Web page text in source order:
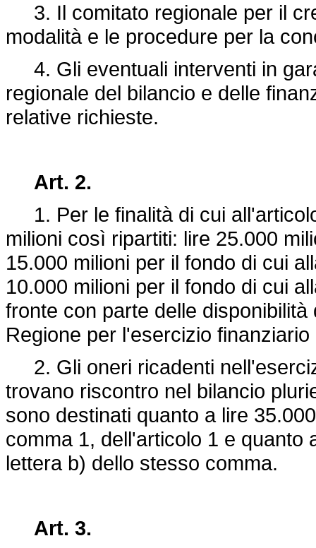
3. Il comitato regionale per il
modalità e le procedure per la
4. Gli eventuali interventi in
regionale del bilancio e delle
relative richieste.
Art. 2.
1. Per le finalità di cui
milioni così ripartiti: lire 25.000
15.000 milioni per il fondo di cui
10.000 milioni per il fondo di cui
fronte con parte delle
Regione per l'esercizio
2. Gli oneri ricadenti
trovano riscontro nel bilancio
sono destinati quanto a lire
comma 1, dell'articolo 1 e quanto
lettera b) dello stesso comma.
Art. 3.